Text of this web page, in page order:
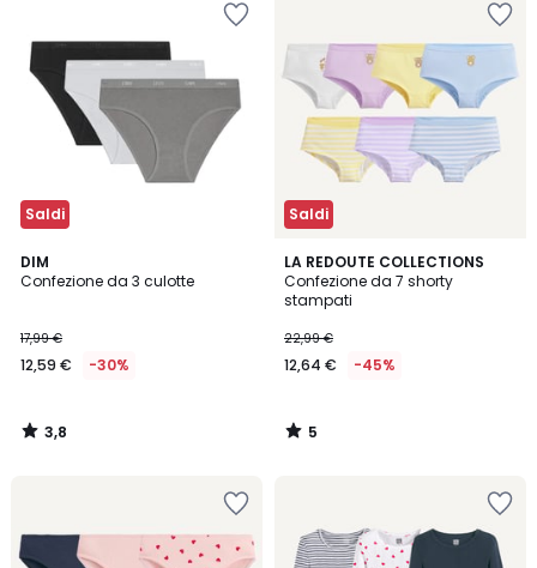
Saldi
DIM
Confezione da 3 culotte
17,99 €
12,59 € -30%
3,8
/ 5
3,8
/
Saldi
LA REDOUTE COLLECTIONS
Confezione da 7 shorty
stampati
22,99 €
12,64 € -45%
5
/
5
5
/